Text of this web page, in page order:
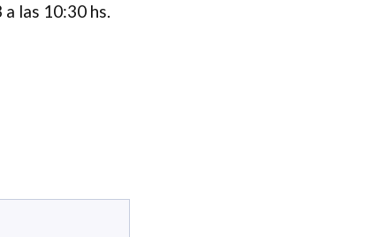
las 10:30 hs.